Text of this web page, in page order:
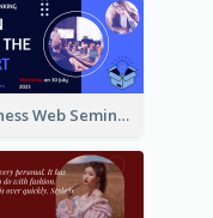
Business Web Seminar Twitter Post Design Idea